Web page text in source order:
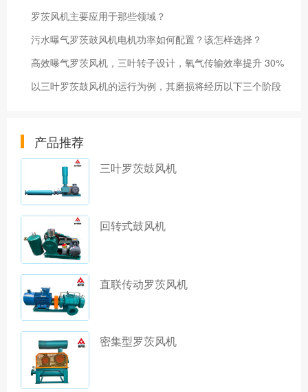
罗茨风机主要应用于那些领域？
污水曝气罗茨鼓风机电机功率如何配置？该怎样选择？
高效曝气罗茨风机，三叶转子设计，氧气传输效率提升 30%
以三叶罗茨鼓风机的运行为例，其磨损将经历以下三个阶段
产品推荐
三叶罗茨鼓风机
回转式鼓风机
直联传动罗茨风机
密集型罗茨风机